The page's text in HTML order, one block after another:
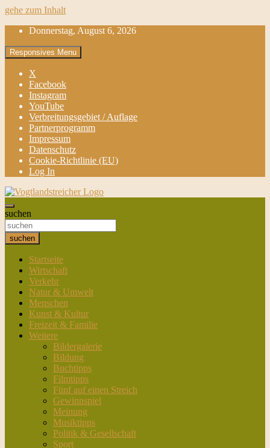
gehe zum Inhalt
Donnerstag, August 6, 2026
Responsives Menu
X
Facebook
Instagram
YouTube
Verbreitungsgebiet / Auflage
Partnerprogramm
Impressum
Datenschutz
Cookie-Richtlinie (EU)
Log In
Vogtlandstreicher
aktuell & mittendrin
suchen
suchen
Startseite
Wirtschaft
Verkehr
Natur & Umwelt
Menschen
Kunst & Kultur
Freizeit & Familie
Weitere
Bildergalerie
Bildung
Buchtipps
Filmtipps
Fünf auf einen Streich
Gewinnspiel
Meinung
Musiktipps
Politik & Gesellschaft
Sport